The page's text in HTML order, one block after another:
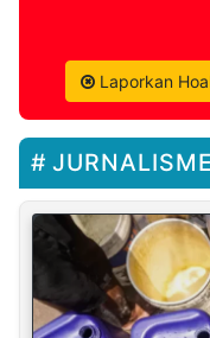
Laporkan